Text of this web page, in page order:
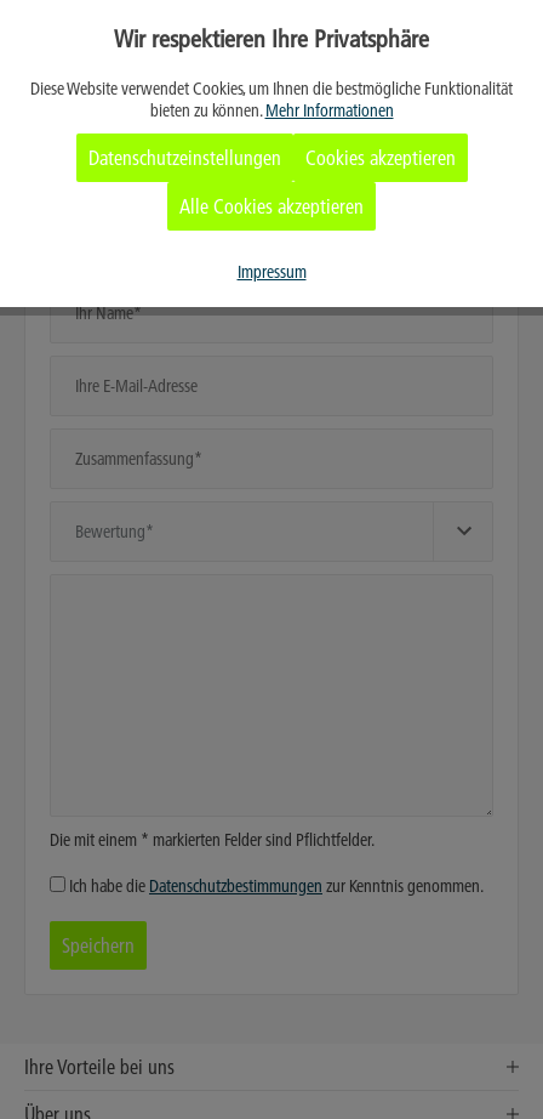
Sumitomo,Sumitomo Electric ,T-72C+, Spleißgerät,Spleißtechnik
Innovation
Kommentar schreiben
Die mit einem * markierten Felder sind Pflichtfelder.
Ich habe die Datenschutzbestimmungen zur Kenntnis genommen.
Ihre Vorteile bei uns
Über uns
Aktiv
Aktiv
Wir respektieren Ihre Privatsphäre
Diese Website verwendet Cookies, um Ihnen die bestmögliche Funktionalität
bieten zu können.Mehr Informationen
Datenschutzeinstellungen
Cookies akzeptieren
Alle Cookies akzeptieren
Impressum